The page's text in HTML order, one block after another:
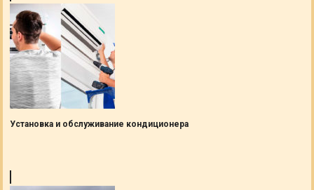
Установка и обслуживание кондиционера